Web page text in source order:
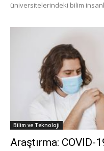
üniversitelerindeki bilim
Bilim ve Teknoloji
Araştırma: COVID-